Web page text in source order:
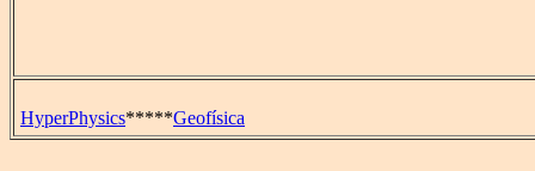
HyperPhysics*****Geofísica